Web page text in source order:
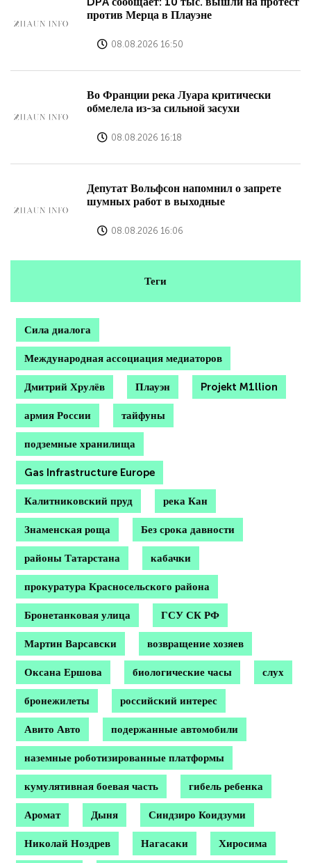
против Мерца в Плауэне
08.08.2026 16:50
Во Франции река Луара критически
обмелела из-за сильной засухи
08.08.2026 16:18
Депутат Вольфсон напомнил о запрете
шумных работ в выходные
08.08.2026 16:06
Теги
Сила диалога
Международная ассоциация медиаторов
Дмитрий Хрулёв Плауэн Projekt M1llion
армия России тайфуны
подземные хранилища
Gas Infrastructure Europe
Калитниковский пруд река Кан
Знаменская роща Без срока давности
районы Татарстана кабачки
прокуратура Красносельского района
Бронетанковая улица ГСУ СК РФ
Мартин Варсавски возвращение хозяев
Оксана Ершова биологические часы слух
бронежилеты российский интерес
Авито Авто подержанные автомобили
наземные роботизированные платформы
кумулятивная боевая часть гибель ребенка
Аромат Дыня Синдзиро Коидзуми
Николай Ноздрев Нагасаки Хиросима